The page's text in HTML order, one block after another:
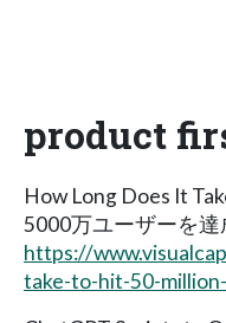
product
How Long Does It
5000万ユーザーを
https://
take-to-hit-50-